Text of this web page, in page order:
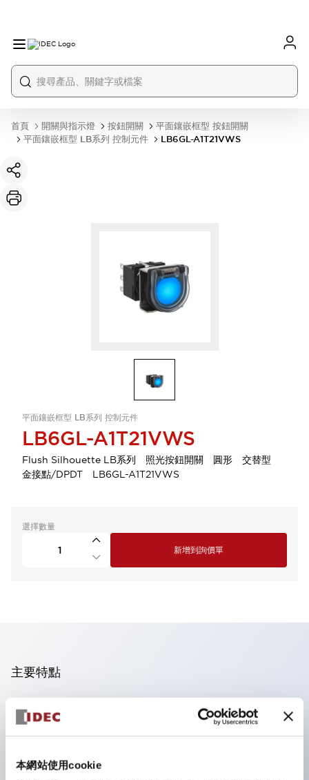
本網站使用cookie
首頁 開關與指示燈 按鈕開關
平面鑲嵌框型 按鈕開關
平面鑲嵌框型 LB系列 控制元件
LB6GL-A1T21VWS
平面鑲嵌框型 LB系列 控制元件
LB6GL-A1T21VWS
Flush Silhouette LB系列 照光按鈕開關 圓形 交替型
金接點/DPDT LB6GL-A1T21VWS
選擇數量
新增到詢價單
主要特點
操作面板的凹凸減少，呈現銳利感。
支援分離型／單板式
優秀的防水性能。保護結構IP65